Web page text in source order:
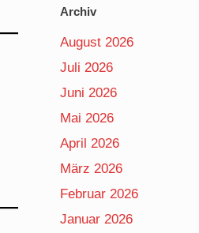
Archiv
August 2026
Juli 2026
Juni 2026
Mai 2026
April 2026
März 2026
Februar 2026
Januar 2026